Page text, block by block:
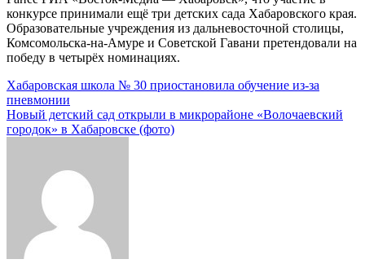
конкурсе принимали ещё три детских сада Хабаровского края.
Образовательные учреждения из дальневосточной столицы,
Комсомольска-на-Амуре и Советской Гавани претендовали на
победу в четырёх номинациях.
Навигация
по
записям
Хабаровская школа № 30 приостановила обучение из-за
пневмонии
Новый детский сад открыли в микрорайоне «Волочаевский
городок» в Хабаровске (фото)